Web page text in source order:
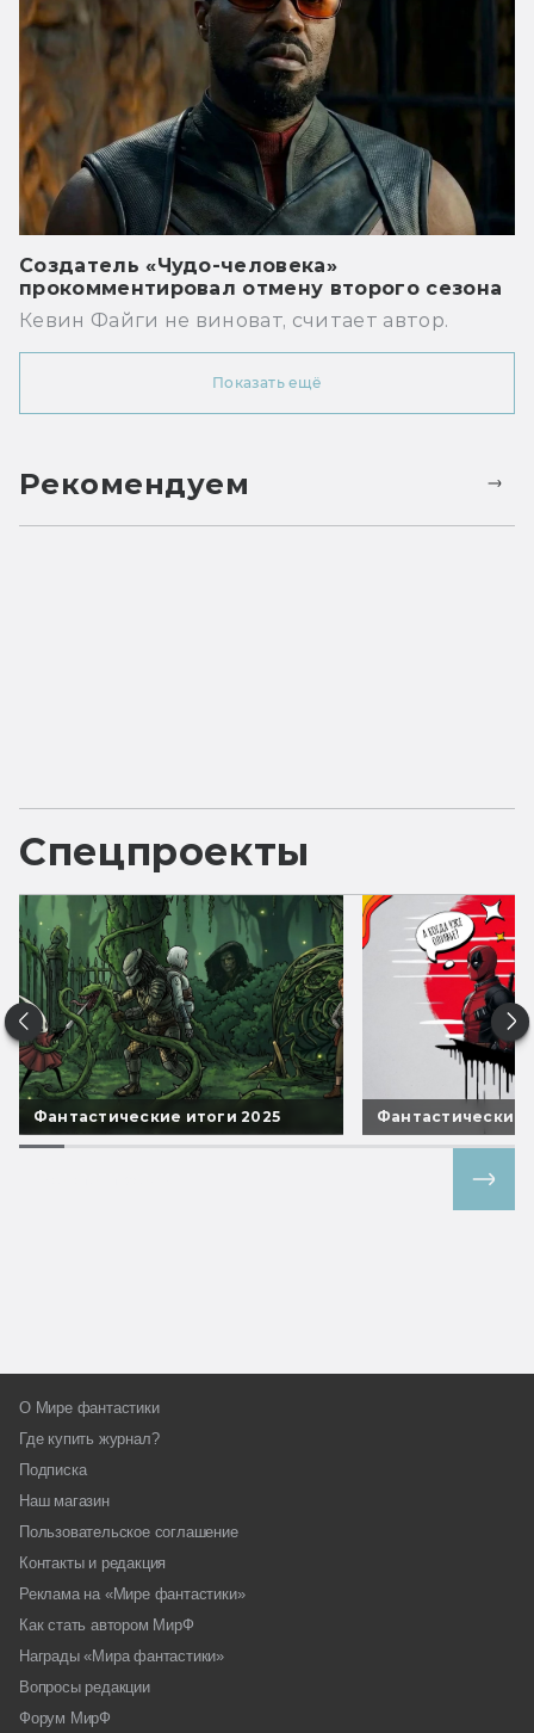
Создатель «Чудо-человека»
прокомментировал отмену второго сезона
Кевин Файги не виноват, считает автор.
Показать ещё
Рекомендуем
Спецпроекты
Фантастические итоги 2025 Фантастические
О Мире фантастики
Где купить журнал?
Подписка
Наш магазин
Пользовательское соглашение
Контакты и редакция
Реклама на «Мире фантастики»
Как стать автором МирФ
Награды «Мира фантастики»
Вопросы редакции
Форум МирФ